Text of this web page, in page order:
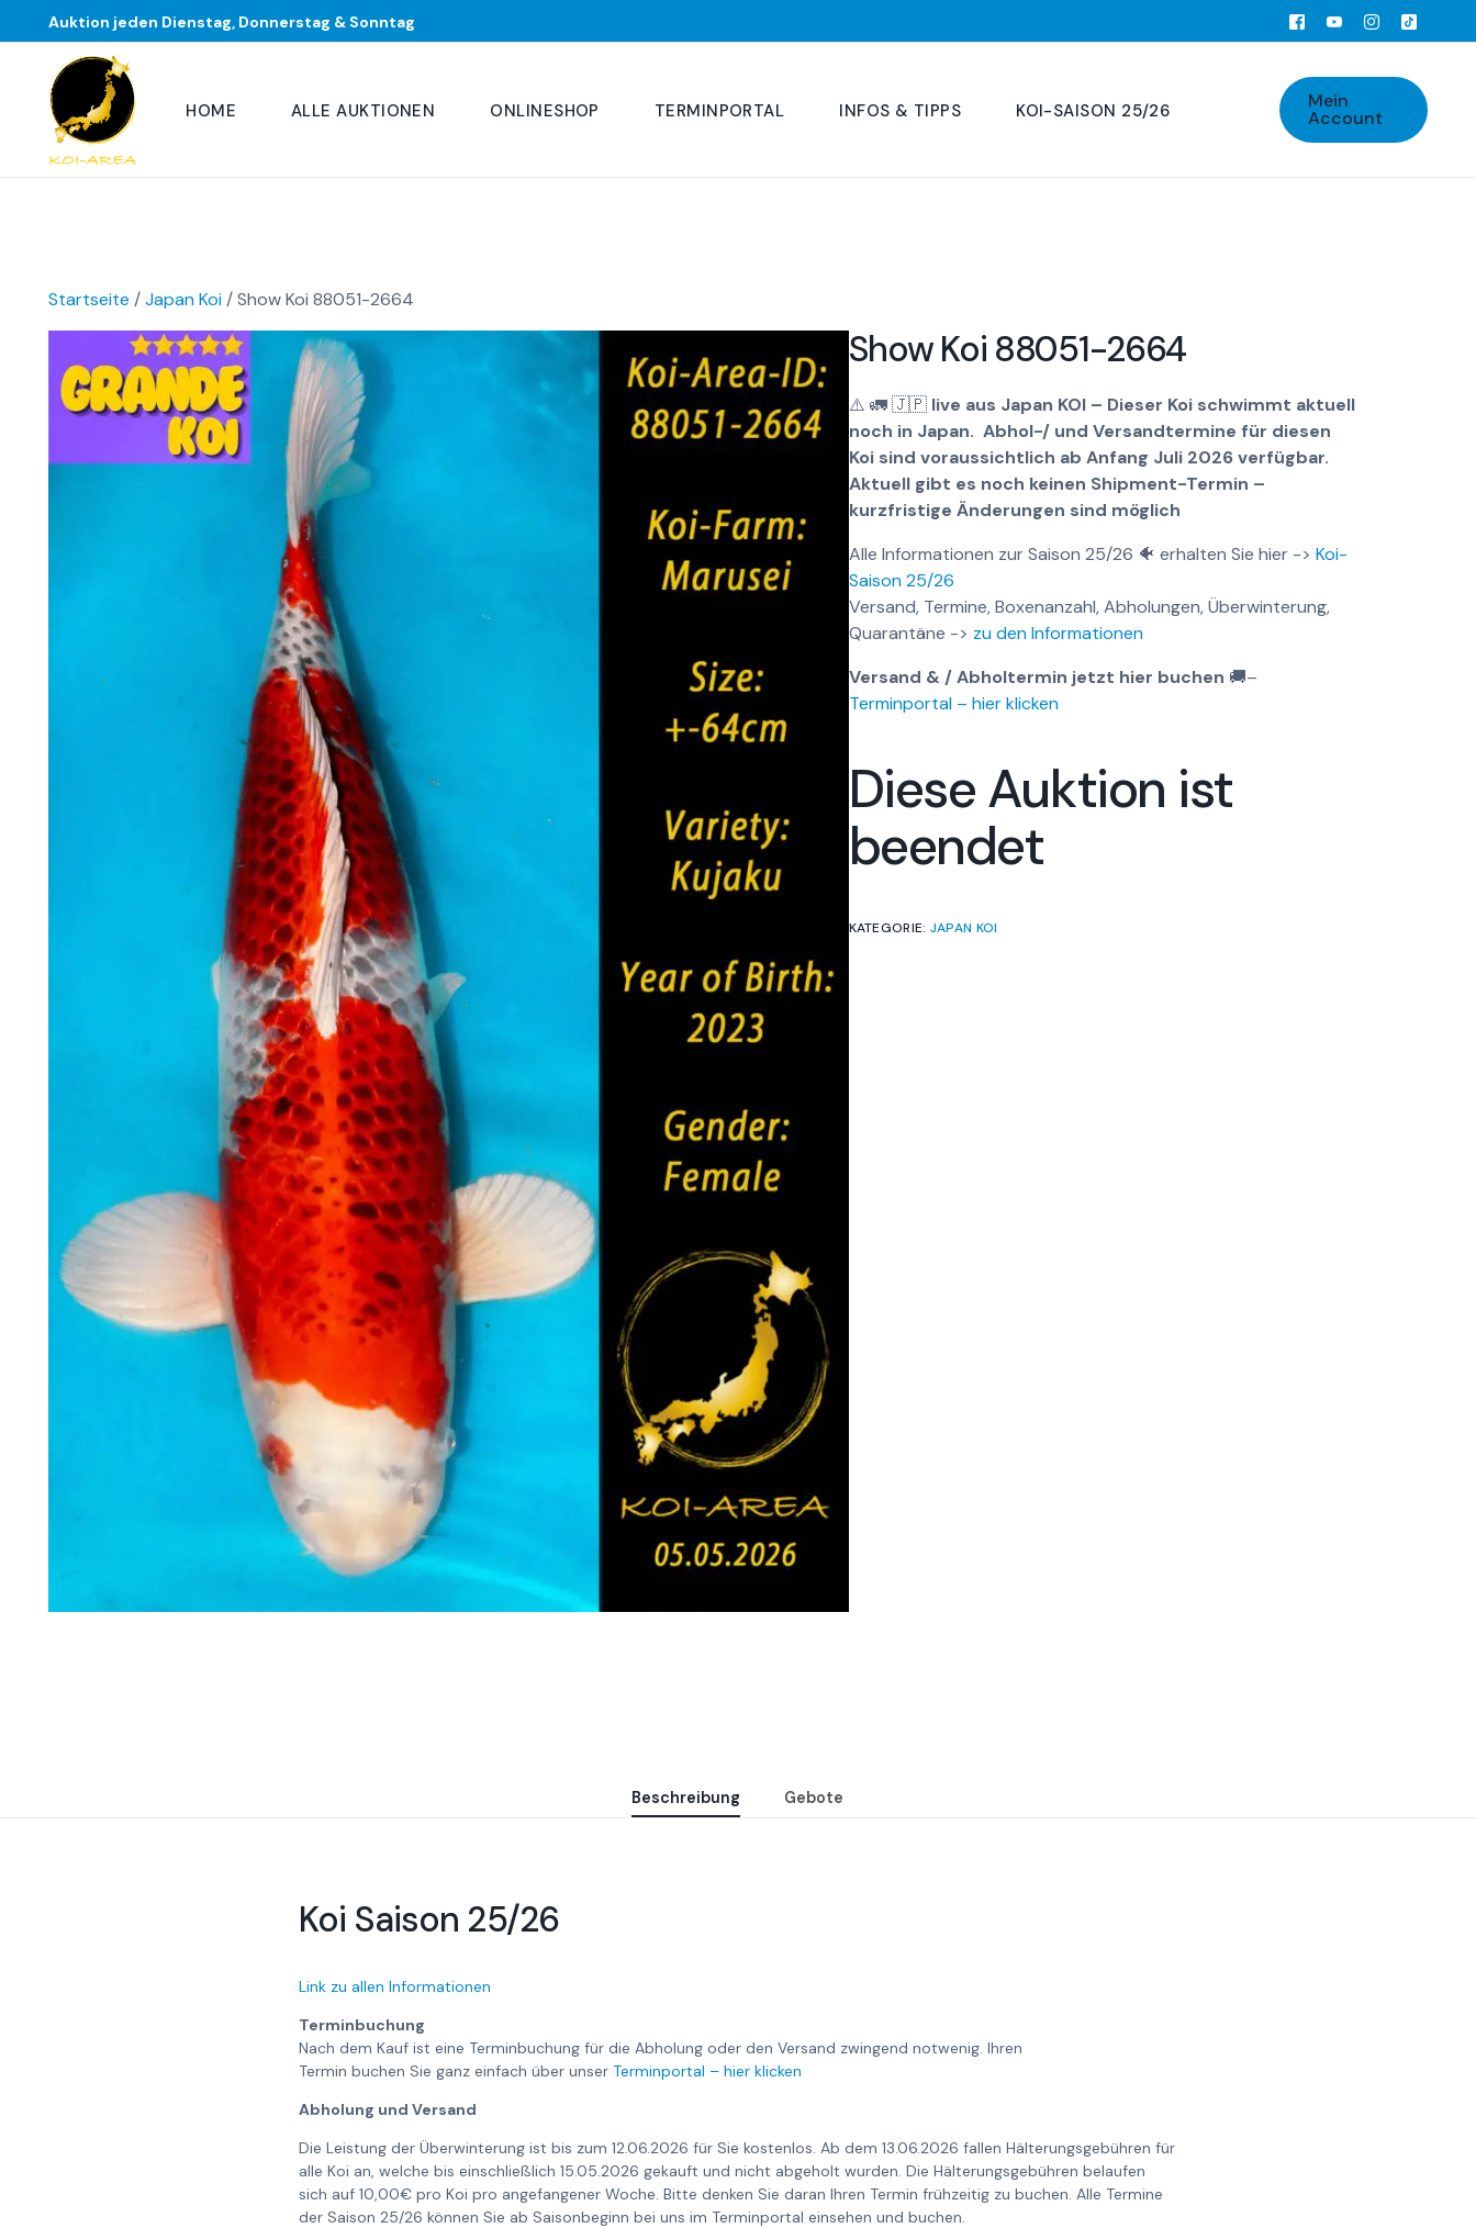
Auktion jeden Dienstag, Donnerstag & Sonntag
HOME ALLE AUKTIONEN ONLINESHOP TERMINPORTAL INFOS & TIPPS KOI-SAISON 25/26 Mein
Account
Startseite /Japan Koi/ Show Koi 88051-2664
Show Koi 88051-2664
⚠️ 🚛 🇯🇵live aus Japan KOI – Dieser Koi schwimmt aktuell
noch in Japan. Abhol-/ und Versandtermine für diesen
Koi sind voraussichtlich ab Anfang Juli 2026 verfügbar.
Aktuell gibt es noch keinen Shipment-Termin –
kurzfristige Änderungen sind möglich
Alle Informationen zur Saison 25/26 🐠 erhalten Sie hier -> Koi-
Saison 25/26
Versand, Termine, Boxenanzahl, Abholungen, Überwinterung,
Quarantäne -> zu den Informationen
Versand & / Abholtermin jetzt hier buchen 🚚–
Terminportal – hier klicken
Diese Auktion ist
beendet
KATEGORIE: JAPAN KOI
Beschreibung Gebote
Koi Saison 25/26
Link zu allen Informationen
Terminbuchung
Nach dem Kauf ist eine Terminbuchung für die Abholung oder den Versand zwingend notwenig. Ihren
Termin buchen Sie ganz einfach über unser Terminportal – hier klicken
Abholung und Versand
Die Leistung der Überwinterung ist bis zum 12.06.2026 für Sie kostenlos. Ab dem 13.06.2026 fallen Hälterungsgebühren für
alle Koi an, welche bis einschließlich 15.05.2026 gekauft und nicht abgeholt wurden. Die Hälterungsgebühren belaufen
sich auf 10,00€ pro Koi pro angefangener Woche. Bitte denken Sie daran Ihren Termin frühzeitig zu buchen. Alle Termine
der Saison 25/26 können Sie ab Saisonbeginn bei uns im Terminportal einsehen und buchen.